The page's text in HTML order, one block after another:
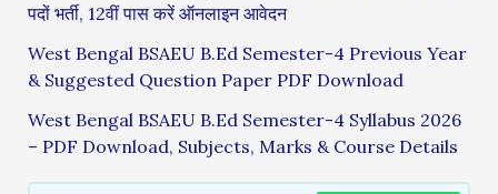
पदों भर्ती, 12वीं पास करें ऑनलाइन आवेदन
West Bengal BSAEU B.Ed Semester-4 Previous Year
& Suggested Question Paper PDF Download
West Bengal BSAEU B.Ed Semester-4 Syllabus 2026
– PDF Download, Subjects, Marks & Course Details